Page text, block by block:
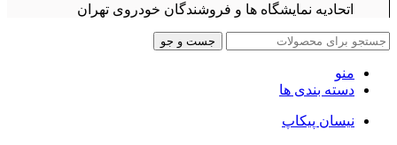
اتحادیه نمایشگاه ها و فروشندگان خودروی تهران
جست و جو
منو
دسته بندی ها
نیسان پیکاپ